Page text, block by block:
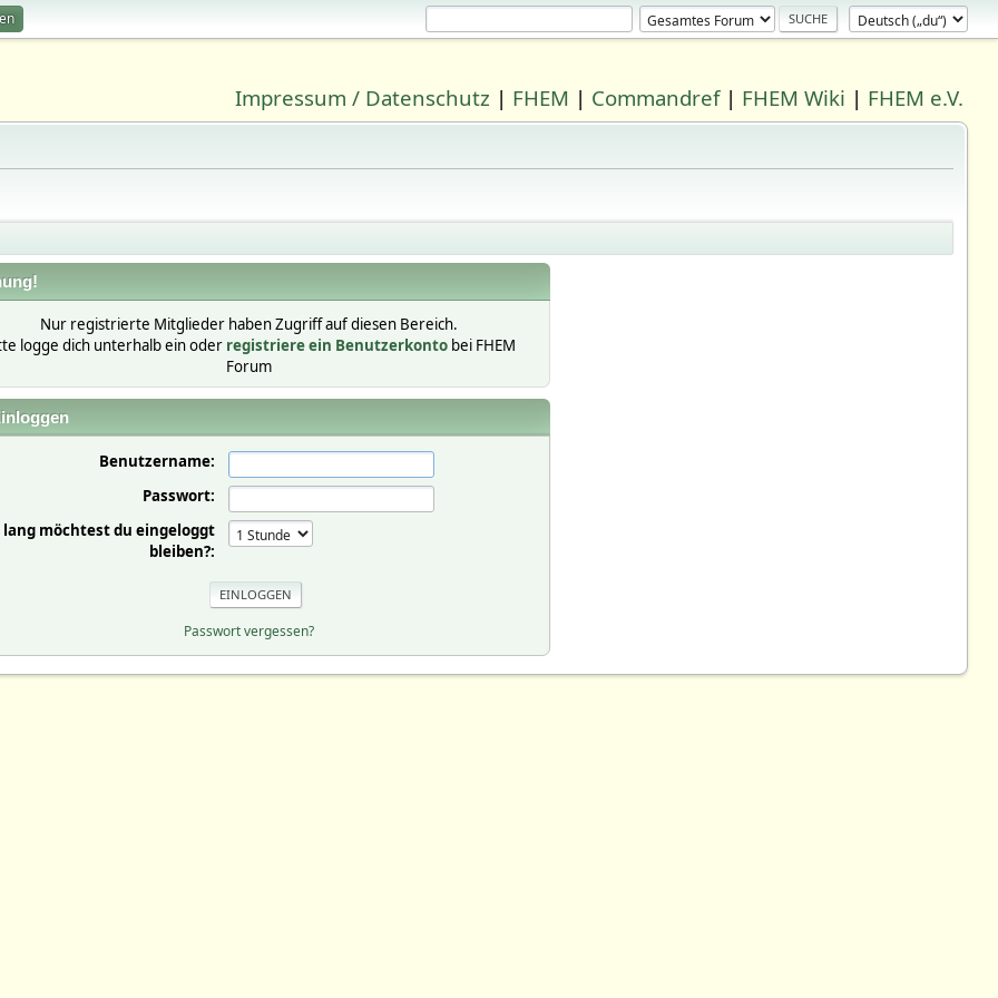
Impressum / Datenschutz | FHEM | Commandref| FHEM Wiki | FHEM e.V.
Nur registrierte Mitglieder haben Zugriff auf diesen Bereich.
logge dich unterhalb ein oder registriere ein Benutzerkontobei FHEM
Forum
Benutzername:
Passwort:
lang möchtest du eingeloggt
bleiben?:
Passwort vergessen?